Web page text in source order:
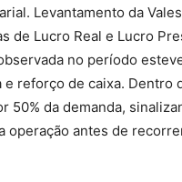
Levantamento da
de Lucro Real e Lucro
no período
reforço de caixa. Dentro
da demanda,
operação antes de